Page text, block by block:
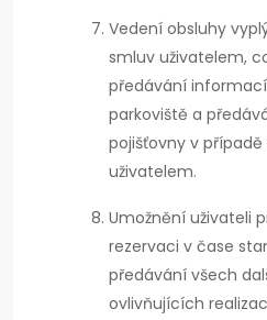
Vedení obsluhy
smluv uživatelem,
předávání
parkoviště a
pojišťovny v
uživatelem.
Umožnění uživateli
rezervaci v čase
předávání všech
ovlivňujících